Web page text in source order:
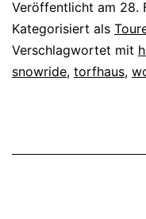
Veröffentlicht am 28.
Kategorisiert als
Verschlagwortet mit
snowride, torfhaus,